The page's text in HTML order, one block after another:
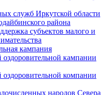
служб Иркутской области
района
субъектов малого и
кампания
оздоровительной кампании
оздоровительной компании
народов Севера